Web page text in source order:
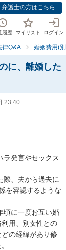
弁護士の方はこちら
履歴 マイリスト ログイン
律Q&A 婚姻費用(
に、離婚した
23:40
ラ発言やセックス
際、夫から過去に
を容認するような
頃に一度お互い婚
用、別女性との
の経緯があり修